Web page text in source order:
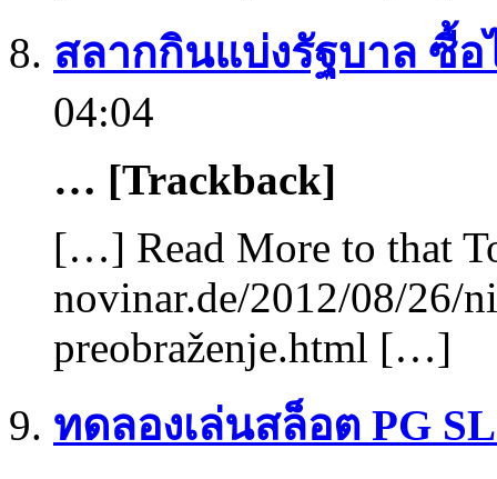
สลากกินแบ่งรัฐบาล ซื้อ
04:04
… [Trackback]
[…] Read More to that
novinar.de/2012/08/26/
preobraženje.html […]
ทดลองเล่นสล็อต PG